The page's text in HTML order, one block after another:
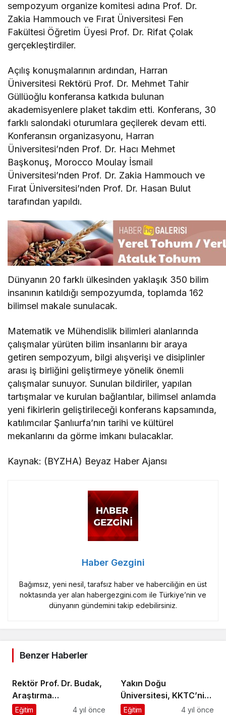
sempozyum organize komitesi adına Prof. Dr.
Zakia Hammouch ve Fırat Üniversitesi Fen
Fakültesi Öğretim Üyesi Prof. Dr. Rifat Çolak
gerçekleştirdiler.
Açılış konuşmalarının ardından, Harran
Üniversitesi Rektörü Prof. Dr. Mehmet Tahir
Güllüoğlu konferansa katkıda bulunan
akademisyenlere plaket takdim etti. Konferans, 30
farklı salondaki oturumlara geçilerek devam etti.
Konferansın organizasyonu, Harran
Üniversitesi’nden Prof. Dr. Hacı Mehmet
Başkonuş, Morocco Moulay İsmail
Üniversitesi’nden Prof. Dr. Zakia Hammouch ve
Fırat Üniversitesi’nden Prof. Dr. Hasan Bulut
tarafından yapıldı.
Dünyanın 20 farklı ülkesinden yaklaşık 350 bilim
insanının katıldığı sempozyumda, toplamda 162
bilimsel makale sunulacak.
Matematik ve Mühendislik bilimleri alanlarında
çalışmalar yürüten bilim insanlarını bir araya
getiren sempozyum, bilgi alışverişi ve disiplinler
arası iş birliğini geliştirmeye yönelik önemli
çalışmalar sunuyor. Sunulan bildiriler, yapılan
tartışmalar ve kurulan bağlantılar, bilimsel anlamda
yeni fikirlerin geliştirileceği konferans kapsamında,
katılımcılar Şanlıurfa’nın tarihi ve kültürel
mekanlarını da görme imkanı bulacaklar.
Kaynak: (BYZHA) Beyaz Haber Ajansı
Haber Gezgini
Bağımsız, yeni nesil, tarafsız haber ve haberciliğin en üst
noktasında yer alan habergezgini.com ile Türkiye’nin ve
dünyanın gündemini takip edebilirsiniz.
Benzer Haberler
Rektör Prof. Dr. Budak,
Araştırma
üniversitemizi
Eğitim 4 yıl önce
Yakın Doğu
Üniversitesi, KKTC’nin
en iyi, Türkiye’nin en iyi
Eğitim 4 yıl önce